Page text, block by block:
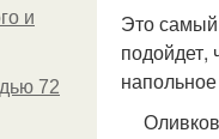
и
72
Это самый
подойдет,